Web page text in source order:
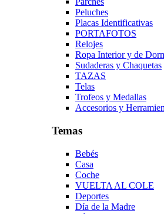
Peluches
Placas Identificativas
PORTAFOTOS
Relojes
Ropa Interior y de
Sudaderas y Chaquetas
TAZAS
Telas
Trofeos y Medallas
Accesorios y
Temas
Bebés
Casa
Coche
VUELTA AL COLE
Deportes
Día de la Madre